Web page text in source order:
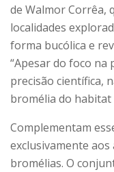
de Walmor Corrêa,
localidades
forma bucólica e
“Apesar do foco na
precisão científica,
bromélia do habitat
Complementam
exclusivamente
bromélias. O